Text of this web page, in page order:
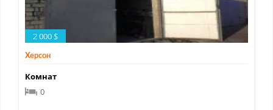
2 000 $
Херсон
Комнат
0